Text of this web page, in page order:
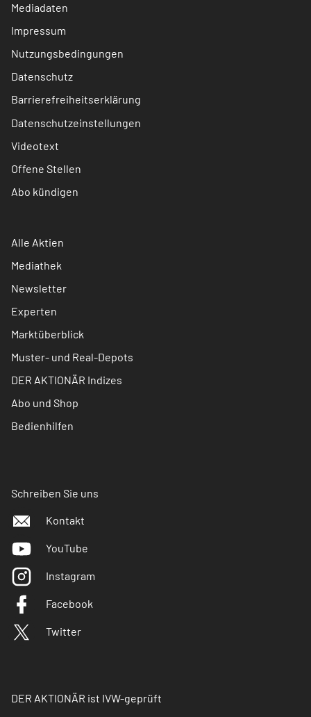
Mediadaten
Impressum
Nutzungsbedingungen
Datenschutz
Barrierefreiheitserklärung
Datenschutzeinstellungen
Videotext
Offene Stellen
Abo kündigen
Alle Aktien
Mediathek
Newsletter
Experten
Marktüberblick
Muster- und Real-Depots
DER AKTIONÄR Indizes
Abo und Shop
Bedienhilfen
Schreiben Sie uns
Kontakt
YouTube
Instagram
Facebook
Twitter
DER AKTIONÄR ist IVW-geprüft